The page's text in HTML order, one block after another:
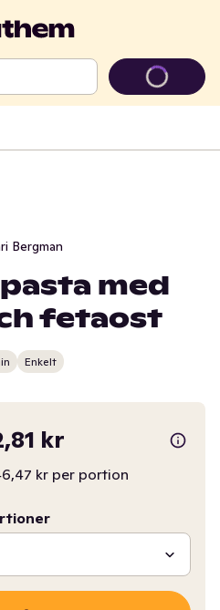
Bergman
med
fetaost
Enkelt
kr
kr per portion